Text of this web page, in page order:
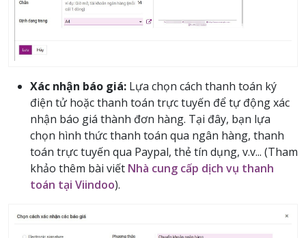
Xác nhận báo giá: Lựa chọn cách thanh toán ký
điện tử hoặc thanh toán trực tuyến để tự động xác
nhận báo giá thành đơn hàng. Tại đây, bạn lựa
chọn hình thức thanh toán qua ngân hàng, thanh
toán trực tuyến qua Paypal, thẻ tín dụng, v.v... (Tham
khảo thêm bài viết Nhà cung cấp dịch vụ thanh
toán tại Viindoo).